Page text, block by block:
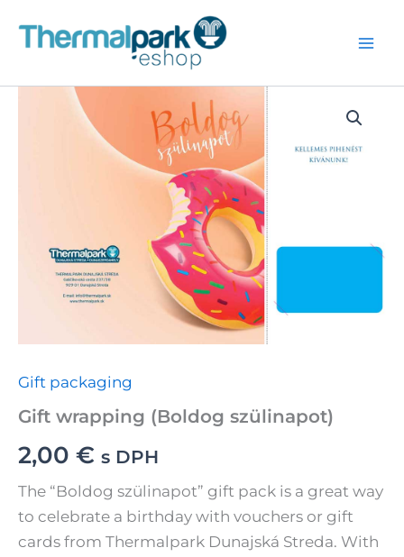
Gift packaging
Gift wrapping (Boldog szülinapot)
2,00 € s DPH
The “Boldog szülinapot” gift pack is a great way
to celebrate a birthday with vouchers or gift
cards from Thermalpark Dunajská Streda. With